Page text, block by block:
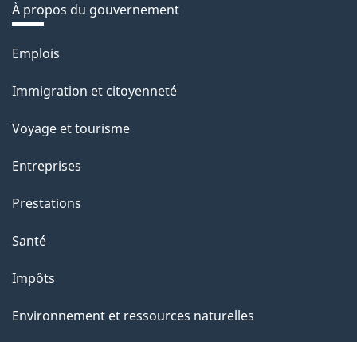
À propos du gouvernement
Thèmes
sujets
Emplois
Immigration et citoyenneté
Voyage et tourisme
Entreprises
Prestations
Santé
Impôts
Environnement et ressources naturelles